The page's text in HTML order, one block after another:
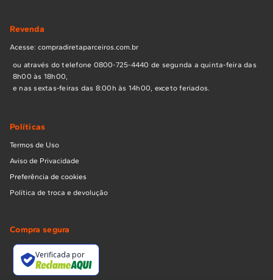
Revenda
Acesse: compradiretaparceiros.com.br
ou através do telefone 0800-725-4440 de segunda a quinta-feira das
8h00 às 18h00,
e nas sextas-feiras das 8:00h às 14h00, exceto feriados.
Políticas
Termos de Uso
Aviso de Privacidade
Preferência de cookies
Política de troca e devolução
Compra segura
Verificada por